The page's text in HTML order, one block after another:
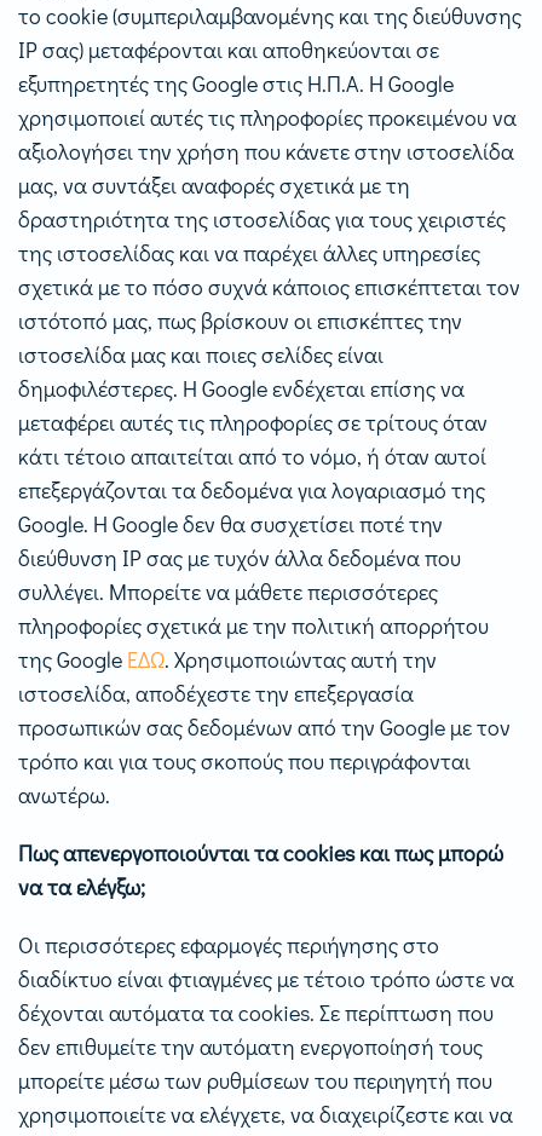
το cookie (συμπεριλαμβανομένης και της διεύθυνσης
IP σας) μεταφέρονται και αποθηκεύονται σε
εξυπηρετητές της Google στις Η.Π.Α. Η Google
χρησιμοποιεί αυτές τις πληροφορίες προκειμένου να
αξιολογήσει την χρήση που κάνετε στην ιστοσελίδα
μας, να συντάξει αναφορές σχετικά με τη
δραστηριότητα της ιστοσελίδας για τους χειριστές
της ιστοσελίδας και να παρέχει άλλες υπηρεσίες
σχετικά με το πόσο συχνά κάποιος επισκέπτεται τον
ιστότοπό μας, πως βρίσκουν οι επισκέπτες την
ιστοσελίδα μας και ποιες σελίδες είναι
δημοφιλέστερες. Η Google ενδέχεται επίσης να
μεταφέρει αυτές τις πληροφορίες σε τρίτους όταν
κάτι τέτοιο απαιτείται από το νόμο, ή όταν αυτοί
επεξεργάζονται τα δεδομένα για λογαριασμό της
Google. Η Google δεν θα συσχετίσει ποτέ την
διεύθυνση IP σας με τυχόν άλλα δεδομένα που
συλλέγει. Μπορείτε να μάθετε περισσότερες
πληροφορίες σχετικά με την πολιτική απορρήτου
της Google ΕΔΩ. Χρησιμοποιώντας αυτή την
ιστοσελίδα, αποδέχεστε την επεξεργασία
προσωπικών σας δεδομένων από την Google με τον
τρόπο και για τους σκοπούς που περιγράφονται
ανωτέρω.
Πως απενεργοποιούνται τα cookies και πως μπορώ
να τα ελέγξω;
Οι περισσότερες εφαρμογές περιήγησης στο
διαδίκτυο είναι φτιαγμένες με τέτοιο τρόπο ώστε να
δέχονται αυτόματα τα cookies. Σε περίπτωση που
δεν επιθυμείτε την αυτόματη ενεργοποίησή τους
μπορείτε μέσω των ρυθμίσεων του περιηγητή που
χρησιμοποιείτε να ελέγχετε, να διαχειρίζεστε και να